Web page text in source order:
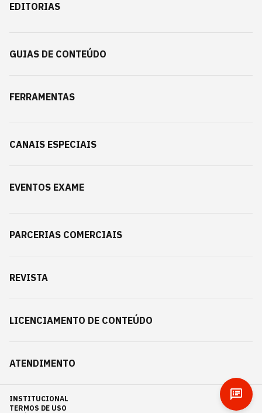
EDITORIAS
GUIAS DE CONTEÚDO
FERRAMENTAS
CANAIS ESPECIAIS
EVENTOS EXAME
PARCERIAS COMERCIAIS
REVISTA
LICENCIAMENTO DE CONTEÚDO
ATENDIMENTO
INSTITUCIONAL
TERMOS DE USO